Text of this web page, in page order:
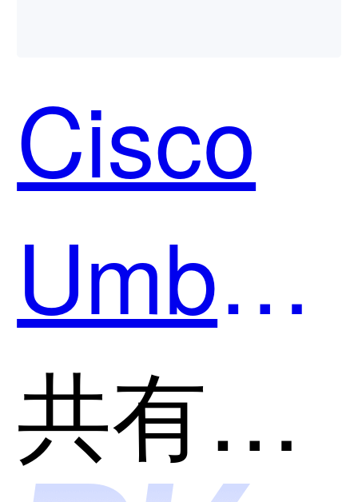
统哪个
好用？
Cisco
和知安
共有分类：网络安全